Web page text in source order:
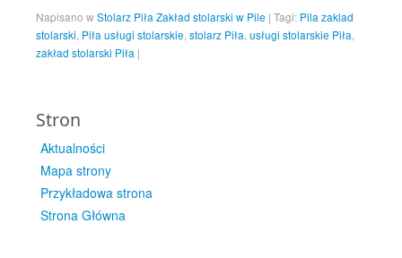
Napisano wStolarz Piła Zakład stolarski w Pile | Tagi: Pila zaklad
stolarski Piła usługi stolarskie stolarz Piła usługi stolarskie Piła
zakład stolarski Piła |
Stron
Aktualności
Mapa strony
Przykładowa strona
Strona Główna